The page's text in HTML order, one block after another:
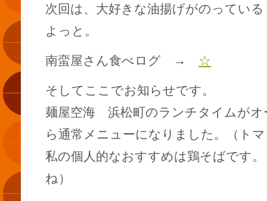
次回は、大好きな油揚げがのってい
よっと。
南蛮屋さん食べログ → ☆
そしてここでお知らせです。
麺屋空海 浜松町のランチタイムがオ
ら通常メニューになりました。（ト
私の個人的なおすすめは鶏そばです
ね）